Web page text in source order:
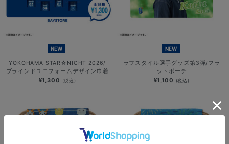
NEW
YOKOHAMA STAR☆NIGHT 2026/
ブラインドユニフォームデザイン巾着
¥1,300 (税込)
NEW
ラフスタイル選手グッズ第3弾/フラ
ットポーチ
¥1,100 (税込)